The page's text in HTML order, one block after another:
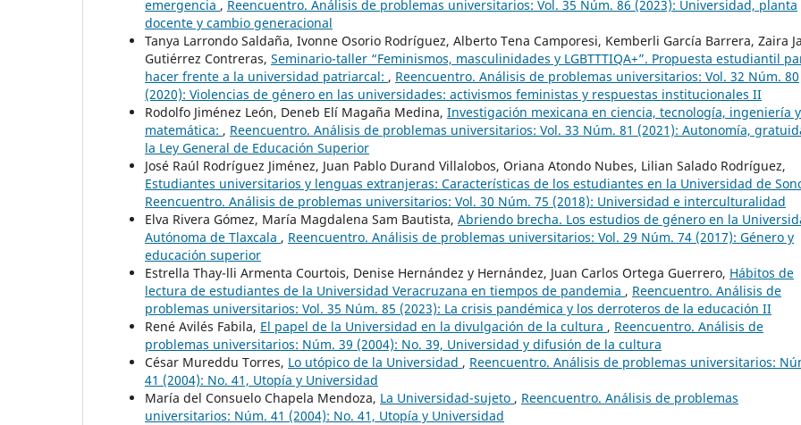
emergencia , Reencuentro. Análisis de problemas universitarios: Vol. 35 Núm. 86 (2023): Universidad, planta
docente y cambio generacional
Tanya Larrondo Saldaña, Ivonne Osorio Rodríguez, Alberto Tena Camporesi, Kemberli García Barrera, Zaira
Gutiérrez Contreras, Seminario-taller “Feminismos, masculinidades y LGBTTTIQA+”. Propuesta estudiantil
hacer frente a la universidad patriarcal: , Reencuentro. Análisis de problemas universitarios: Vol. 32 Núm. 80
(2020): Violencias de género en las universidades: activismos feministas y respuestas institucionales II
Rodolfo Jiménez León, Deneb Elí Magaña Medina, Investigación mexicana en ciencia, tecnología, ingeniería y
matemática: , Reencuentro. Análisis de problemas universitarios: Vol. 33 Núm. 81 (2021): Autonomía,
la Ley General de Educación Superior
José Raúl Rodríguez Jiménez, Juan Pablo Durand Villalobos, Oriana Atondo Nubes, Lilian Salado Rodríguez,
Estudiantes universitarios y lenguas extranjeras: Características de los estudiantes en la Universidad de
Reencuentro. Análisis de problemas universitarios: Vol. 30 Núm. 75 (2018): Universidad e interculturalidad
Elva Rivera Gómez, María Magdalena Sam Bautista, Abriendo brecha. Los estudios de género en la
Autónoma de Tlaxcala , Reencuentro. Análisis de problemas universitarios: Vol. 29 Núm. 74 (2017): Género y
educación superior
Estrella Thay-lli Armenta Courtois, Denise Hernández y Hernández, Juan Carlos Ortega Guerrero, Hábitos de
lectura de estudiantes de la Universidad Veracruzana en tiempos de pandemia , Reencuentro. Análisis de
problemas universitarios: Vol. 35 Núm. 85 (2023): La crisis pandémica y los derroteros de la educación II
René Avilés Fabila, El papel de la Universidad en la divulgación de la cultura , Reencuentro. Análisis de
problemas universitarios: Núm. 39 (2004): No. 39, Universidad y difusión de la cultura
César Mureddu Torres, Lo utópico de la Universidad , Reencuentro. Análisis de problemas universitarios:
41 (2004): No. 41, Utopía y Universidad
María del Consuelo Chapela Mendoza, La Universidad-sujeto , Reencuentro. Análisis de problemas
universitarios: Núm. 41 (2004): No. 41, Utopía y Universidad